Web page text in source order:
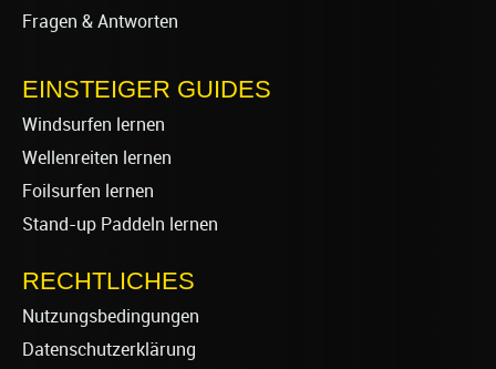
Fragen & Antworten
EINSTEIGER GUIDES
Windsurfen lernen
Wellenreiten lernen
Foilsurfen lernen
Stand-up Paddeln lernen
RECHTLICHES
Nutzungsbedingungen
Datenschutzerklärung